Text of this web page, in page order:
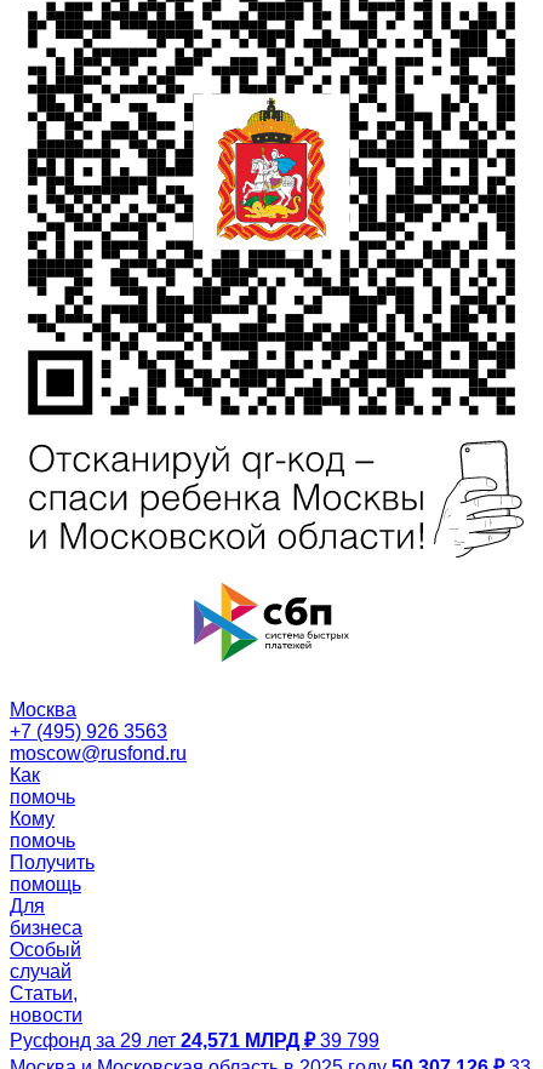
Москва
+7 (495) 926 3563
moscow@rusfond.ru
Как
помочь
Кому
помочь
Получить
помощь
Для
бизнеса
Особый
случай
Статьи,
новости
Русфонд за 29 лет 24,571 МЛРД ₽ 39 799